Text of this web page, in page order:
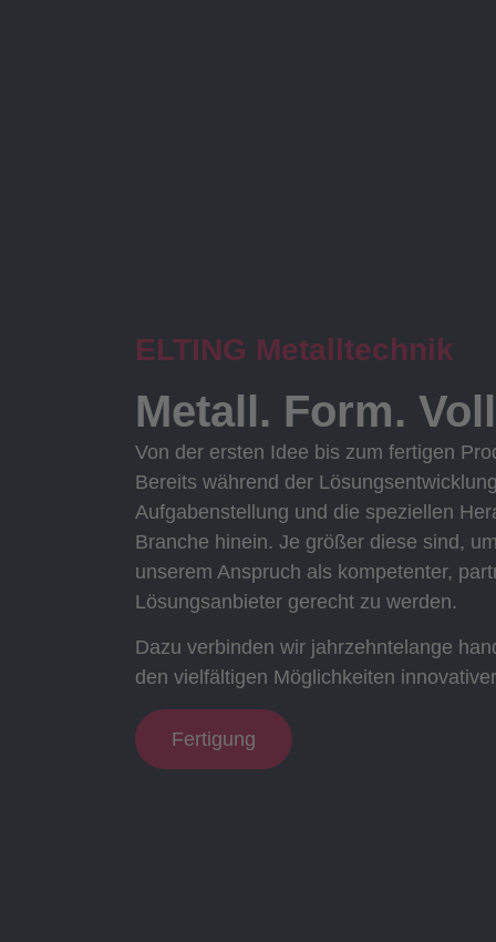
ELTING Metalltechnik
Metall. Form.
Von der ersten Idee bis zum fertigen
Bereits während der
Aufgabenstellung und die speziellen
Branche hinein. Je größer diese sind,
unserem Anspruch als kompetenter,
Lösungsanbieter gerecht zu werden.
Dazu verbinden wir jahrzehntelange
den vielfältigen Möglichkeiten
Fertigung